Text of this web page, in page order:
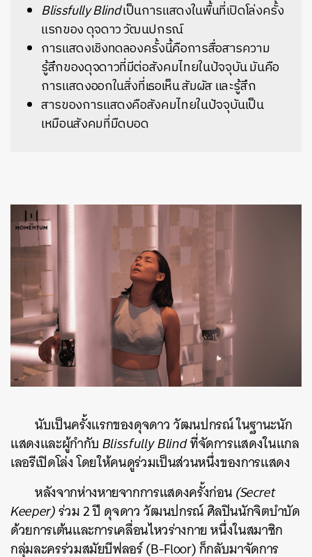
Blissfully Blindเป็นการแสดงในพื้นที่เปิดโล่งครั้ง
แรกของ ดุจดาว วัฒนปกรณ์
การแสดงเชิงทดลองครั้งนี้คือการสื่อสารความ
รู้สึกของดุจดาวที่มีต่อสังคมไทยในปัจจุบัน มันคือ
การแสดงออกในสิ่งที่เธอเห็น สัมผัส และรู้สึก
สารของการแสดงคือสังคมไทยในปัจจุบันเป็น
เหมือนสังคมที่มืดบอด
นับเป็นครั้งแรกของดุจดาว วัฒนปกรณ์ ในฐานะนัก
แสดงและผู้กำกับBlissfully Blindที่จัดการแสดงในแกล
เลอรีเปิดโล่ง โดยให้คนดูร่วมเป็นส่วนหนึ่งของการแสดง
หลังจากห่างหายจากการแสดงครั้งก่อน(Secret
Keeper)ร่วม 2 ปี ดุจดาว วัฒนปกรณ์ ศิลปินนักจิตบำบัด
ด้วยการเต้นและการเคลื่อนไหวร่างกาย หนึ่งในสมาชิก
กลุ่มละครร่วมสมัยบีฟลอร์ (B-Floor) ก็กลับมาจัดการ